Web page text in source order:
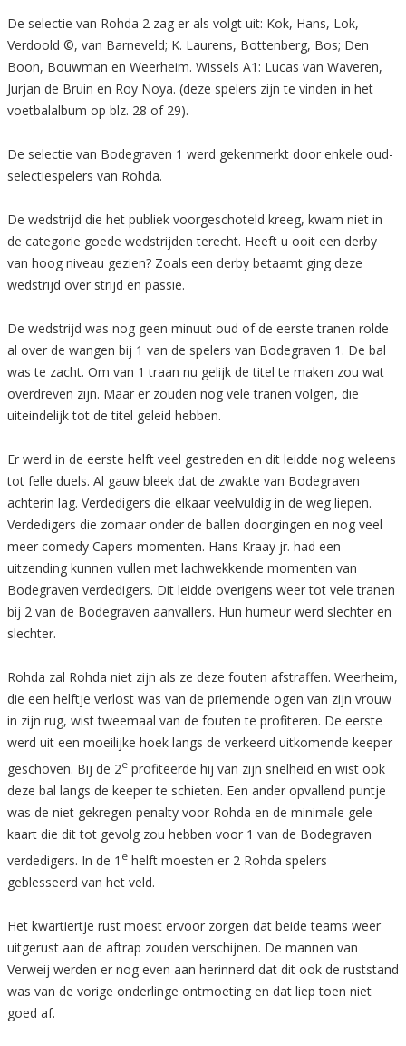
De selectie van Rohda 2 zag er als volgt uit: Kok, Hans, Lok,
Verdoold ©, van Barneveld; K. Laurens, Bottenberg, Bos; Den
Boon, Bouwman en Weerheim. Wissels A1: Lucas van Waveren,
Jurjan de Bruin en Roy Noya. (deze spelers zijn te vinden in het
voetbalalbum op blz. 28 of 29).
De selectie van Bodegraven 1 werd gekenmerkt door enkele oud-
selectiespelers van Rohda.
De wedstrijd die het publiek voorgeschoteld kreeg, kwam niet in
de categorie goede wedstrijden terecht. Heeft u ooit een derby
van hoog niveau gezien? Zoals een derby betaamt ging deze
wedstrijd over strijd en passie.
De wedstrijd was nog geen minuut oud of de eerste tranen rolde
al over de wangen bij 1 van de spelers van Bodegraven 1. De bal
was te zacht. Om van 1 traan nu gelijk de titel te maken zou wat
overdreven zijn. Maar er zouden nog vele tranen volgen, die
uiteindelijk tot de titel geleid hebben.
Er werd in de eerste helft veel gestreden en dit leidde nog weleens
tot felle duels. Al gauw bleek dat de zwakte van Bodegraven
achterin lag. Verdedigers die elkaar veelvuldig in de weg liepen.
Verdedigers die zomaar onder de ballen doorgingen en nog veel
meer comedy Capers momenten. Hans Kraay jr. had een
uitzending kunnen vullen met lachwekkende momenten van
Bodegraven verdedigers. Dit leidde overigens weer tot vele tranen
bij 2 van de Bodegraven aanvallers. Hun humeur werd slechter en
slechter.
Rohda zal Rohda niet zijn als ze deze fouten afstraffen. Weerheim,
die een helftje verlost was van de priemende ogen van zijn vrouw
in zijn rug, wist tweemaal van de fouten te profiteren. De eerste
werd uit een moeilijke hoek langs de verkeerd uitkomende keeper
geschoven. Bij de 2e profiteerde hij van zijn snelheid en wist ook
deze bal langs de keeper te schieten. Een ander opvallend puntje
was de niet gekregen penalty voor Rohda en de minimale gele
kaart die dit tot gevolg zou hebben voor 1 van de Bodegraven
verdedigers. In de 1 e helft moesten er 2 Rohda spelers
geblesseerd van het veld.
Het kwartiertje rust moest ervoor zorgen dat beide teams weer
uitgerust aan de aftrap zouden verschijnen. De mannen van
Verweij werden er nog even aan herinnerd dat dit ook de ruststand
was van de vorige onderlinge ontmoeting en dat liep toen niet
goed af.